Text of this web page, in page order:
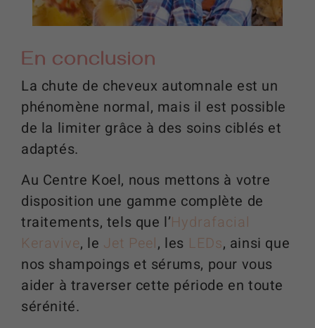
En conclusion
La chute de cheveux automnale est un
phénomène normal, mais il est possible
de la limiter grâce à des soins ciblés et
adaptés.
Au Centre Koel, nous mettons à votre
disposition une gamme complète de
traitements, tels que l’Hydrafacial
Keravive, le Jet Peel, les LEDs, ainsi que
nos shampoings et sérums, pour vous
aider à traverser cette période en toute
sérénité.